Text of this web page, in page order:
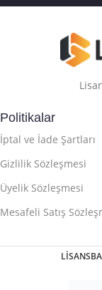
Politikalar
İptal ve İade Şartları
Gizlilik Sözleşmesi
Üyelik Sözleşmesi
Mesafeli Satış